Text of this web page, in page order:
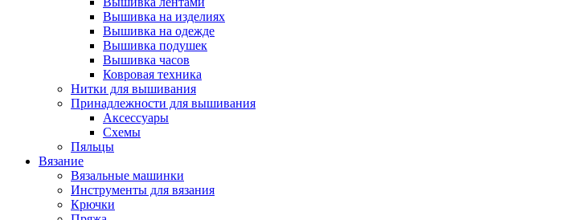
Вышивка на изделиях
Вышивка на одежде
Вышивка подушек
Вышивка часов
Ковровая техника
Нитки для вышивания
Принадлежности для вышивания
Аксессуары
Схемы
Пяльцы
Вязание
Вязальные машинки
Инструменты для вязания
Крючки